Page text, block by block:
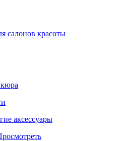
салонов красоты
аксессуары